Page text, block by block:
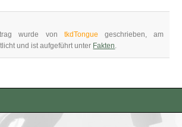
wurde von tkdTongue geschrieben, am
und ist aufgeführt unter Fakten.